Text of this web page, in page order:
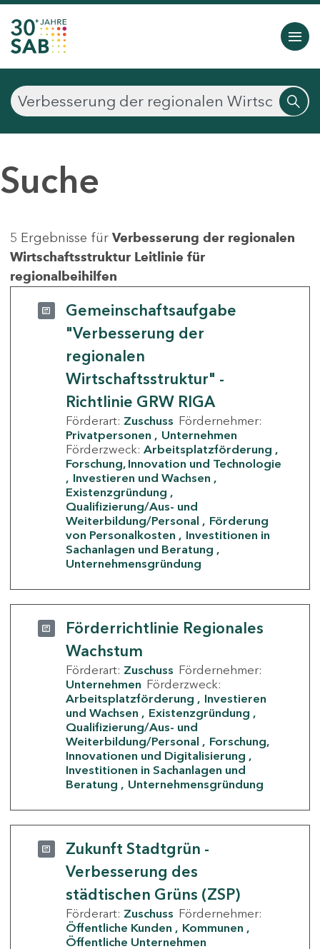
Suche
5 Ergebnisse für Verbesserung der regionalen
Wirtschaftsstruktur Leitlinie für
regionalbeihilfen
Gemeinschaftsaufgabe
"Verbesserung der
regionalen
Wirtschaftsstruktur" -
Richtlinie GRW RIGA
Förderart: Zuschuss Fördernehmer:
Privatpersonen
Unternehmen
Förderzweck: Arbeitsplatzförderung
Forschung, Innovation und Technologie
Investieren und Wachsen
Existenzgründung
Qualifizierung/Aus- und
Weiterbildung/Personal
Förderung
von Personalkosten
Investitionen in
Sachanlagen und Beratung
Unternehmensgründung
Förderrichtlinie Regionales
Wachstum
Förderart: Zuschuss Fördernehmer:
Unternehmen Förderzweck:
Arbeitsplatzförderung
Investieren
und Wachsen
Existenzgründung
Qualifizierung/Aus- und
Weiterbildung/Personal
Forschung,
Innovationen und Digitalisierung
Investitionen in Sachanlagen und
Beratung
Unternehmensgründung
Zukunft Stadtgrün -
Verbesserung des
städtischen Grüns (ZSP)
Förderart: Zuschuss Fördernehmer:
Öffentliche Kunden
Kommunen
Öffentliche Unternehmen